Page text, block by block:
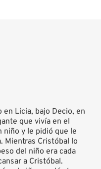
Licia, bajo Decio, en
que vivía en el
niño y le pidió que le
Mientras Cristóbal lo
del niño era cada
a Cristóbal.